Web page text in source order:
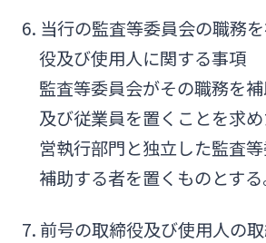
6. 当行の監査等委員会の職務
役及び使用人に関する事項
監査等委員会がその職務を
及び従業員を置くことを求
営執行部門と独立した監査
補助する者を置くものとする
7. 前号の取締役及び使用人の